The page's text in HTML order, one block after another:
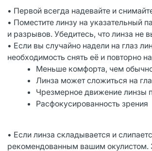
• Первой всегда надевайте и
• Поместите линзу на указательный
и разрывов. Убедитесь, что линза не
• Если вы случайно надели на глаз
необходимость снять её и повторно
Меньше комфорта, чем
Линза может сложиться на
Чрезмерное движение линзы
Расфокусированность зрения
• Если линза складывается и
рекомендованным вашим